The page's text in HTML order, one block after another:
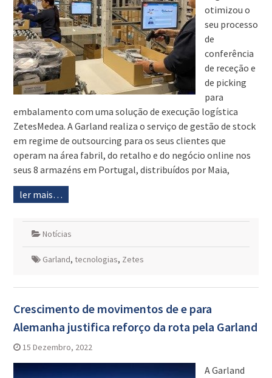
otimizou o
seu processo
de
conferência
de receção e
de picking
para
embalamento com uma solução de execução logística
ZetesMedea. A Garland realiza o serviço de gestão de stock
em regime de outsourcing para os seus clientes que
operam na área fabril, do retalho e do negócio online nos
seus 8 armazéns em Portugal, distribuídos por Maia,
ler mais…
Notícias
Garland, tecnologias, Zetes
Crescimento de movimentos de e para
Alemanha justifica reforço da rota pela Garland
15 Dezembro, 2022
A Garland